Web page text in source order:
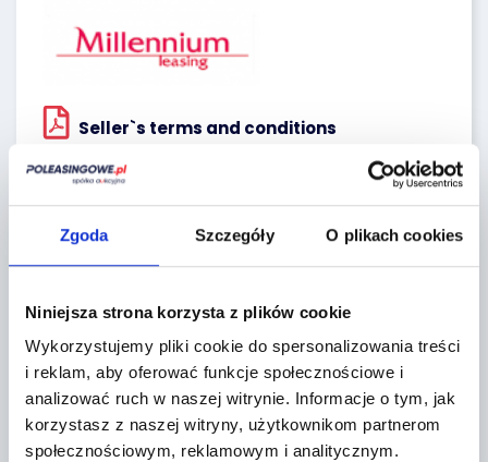
Zgoda Szczegóły O plikach cookies
Niniejsza strona korzysta z plików cookie
Wykorzystujemy pliki cookie do spersonalizowania treści
i reklam, aby oferować funkcje społecznościowe i
analizować ruch w naszej witrynie. Informacje o tym, jak
korzystasz z naszej witryny, użytkownikom partnerom
społecznościowym, reklamowym i analitycznym.
Seller`s terms and conditions
Localization:
Miękinia,
+
−